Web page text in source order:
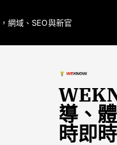
網域、SEO與新官
翁曉玲
導、
時即